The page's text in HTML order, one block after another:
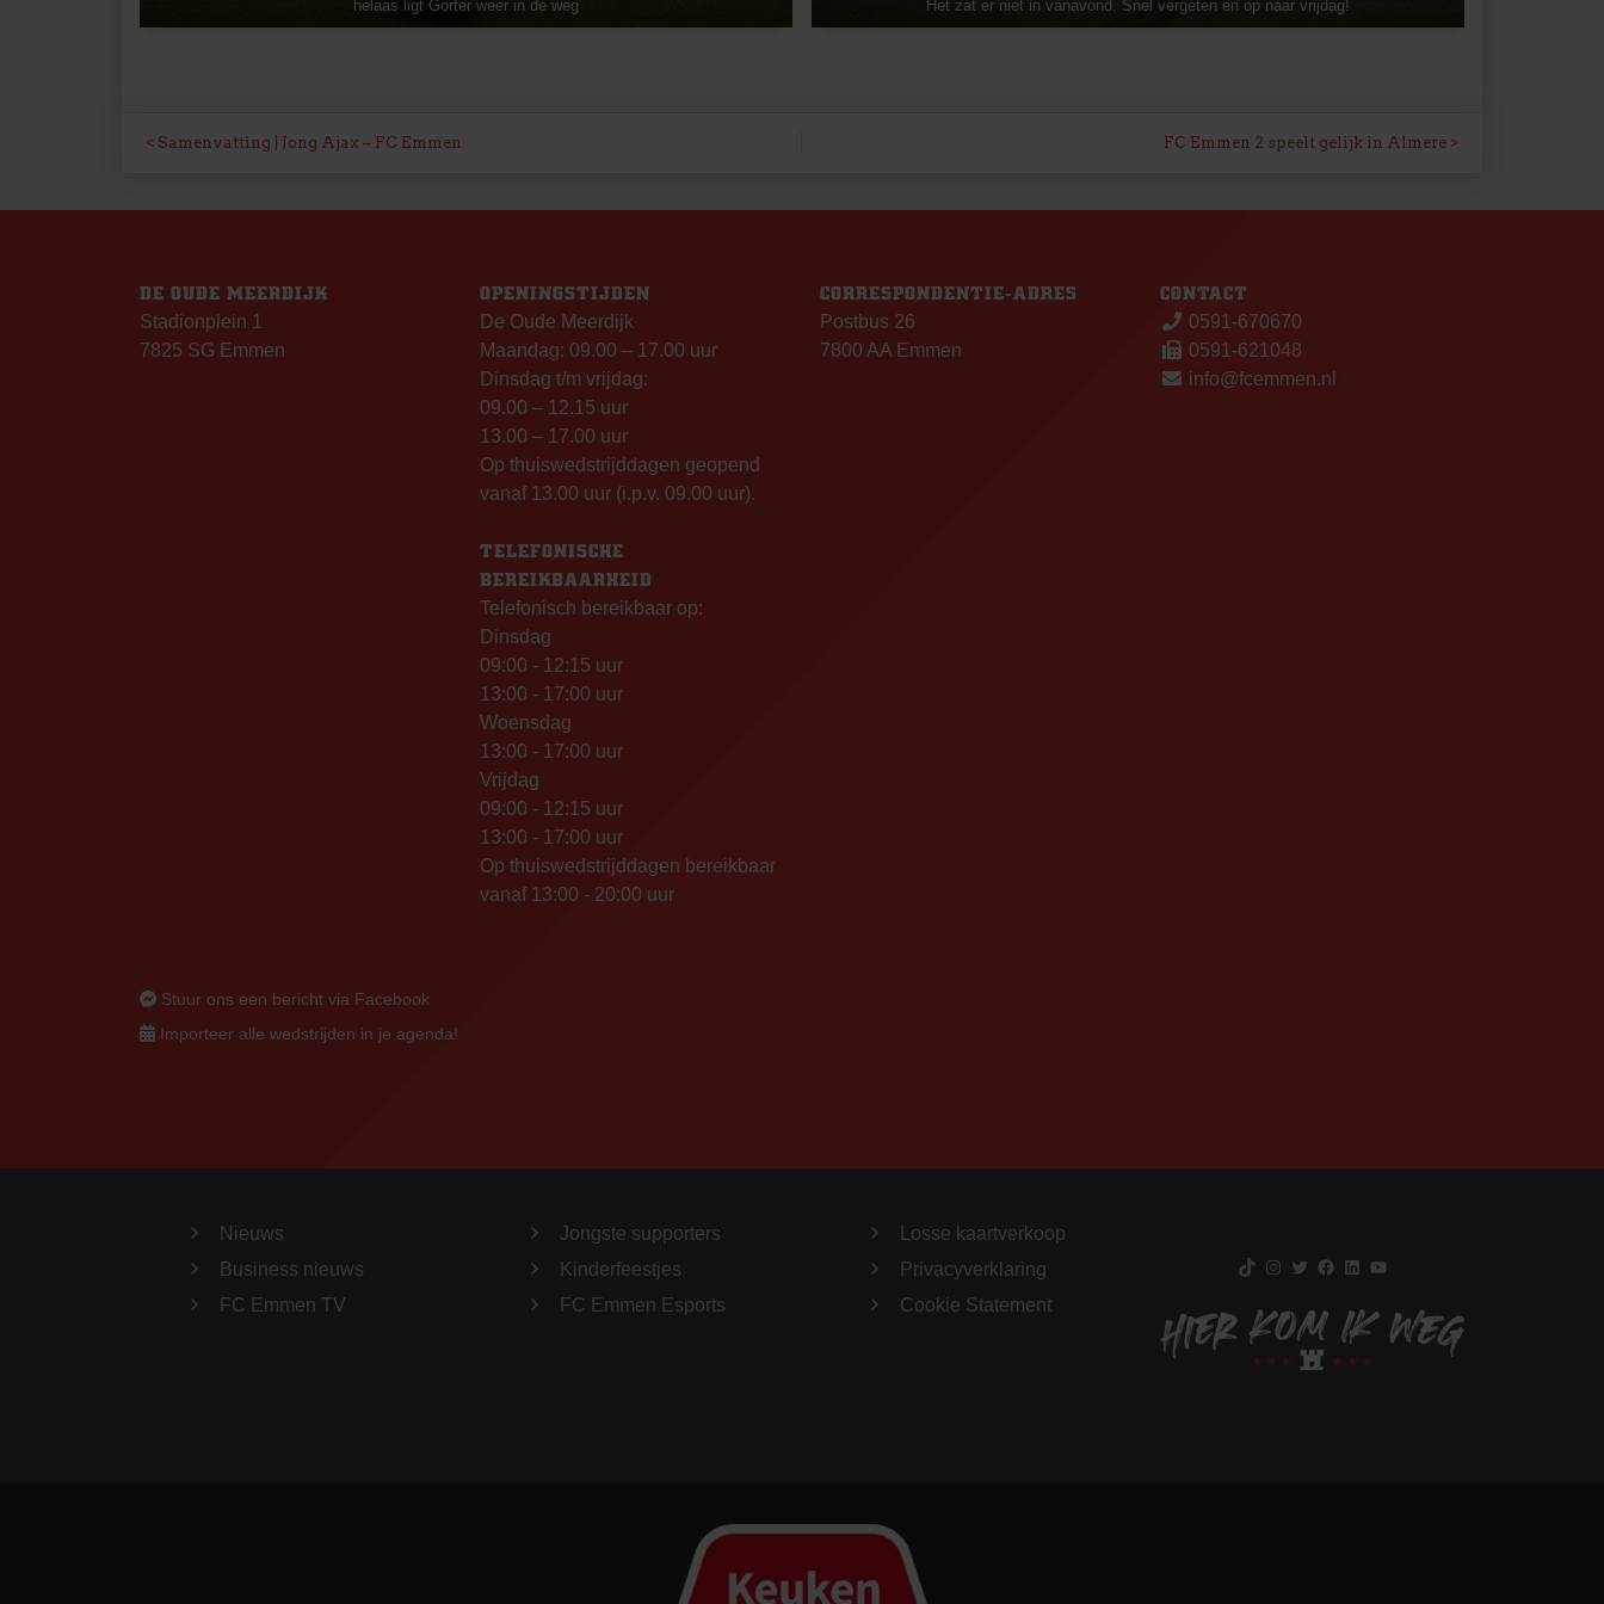
helaas ligt Gorter weer in de weg
Het zat er niet in vanavond. Snel vergeten en op naar vrijdag!
BERICHT
NAVIGATIE
Samenvatting | Jong Ajax – FC Emmen FC Emmen 2 speelt gelijk in Almere
DE OUDE MEERDIJK
Stadionplein 1
7825 SG Emmen
OPENINGSTIJDEN
De Oude Meerdijk
Maandag: 09.00 – 17.00 uur
Dinsdag t/m vrijdag:
09.00 – 12.15 uur
13.00 – 17.00 uur
Op thuiswedstrijddagen geopend
vanaf 13.00 uur (i.p.v. 09.00 uur).
TELEFONISCHE
BEREIKBAARHEID
Telefonisch bereikbaar op:
Dinsdag
09:00 - 12:15 uur
13:00 - 17:00 uur
Woensdag
13:00 - 17:00 uur
Vrijdag
09:00 - 12:15 uur
13:00 - 17:00 uur
Op thuiswedstrijddagen bereikbaar
vanaf 13:00 - 20:00 uur
CORRESPONDENTIE-ADRES
Postbus 26
7800 AA Emmen
CONTACT
0591-670670
0591-621048
info@fcemmen.nl
Stuur ons een bericht via Facebook
Importeer alle wedstrijden in je agenda!
Nieuws
Business nieuws
FC Emmen TV
Jongste supporters
Kinderfeestjes
FC Emmen Esports
Losse kaartverkoop
Privacyverklaring
Cookie Statement